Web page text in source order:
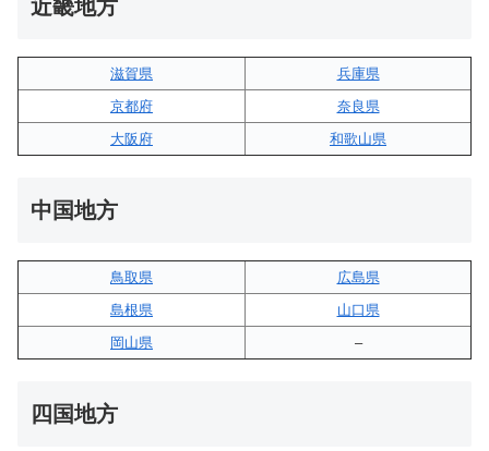
近畿地方
滋賀県
兵庫県
京都府
奈良県
大阪府
和歌山県
中国地方
鳥取県
広島県
島根県
山口県
岡山県
–
四国地方